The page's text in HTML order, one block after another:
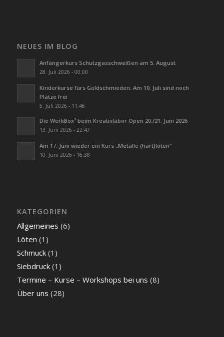
NEUES IM BLOG
Anfängerkurs Schutzgasschweißen am 5. August
28. Juli 2026 - 00:00
Kinderkurse fürs Goldschmieden: Am 10. Juli sind noch
Plätze frei
5. Juli 2026 - 11:46
Die WerkBox³ beim Kreativlabor Open 20./21. Juni 2026
13. Juni 2026 - 22:47
Am 17. Juni wieder ein Kurs „Metalle (hart)löten“
10. Juni 2026 - 16:38
KATEGORIEN
Allgemeines (6)
Löten (1)
Schmuck(1)
Siebdruck(1)
Termine – Kurse – Workshops bei uns (8)
Über uns (28)